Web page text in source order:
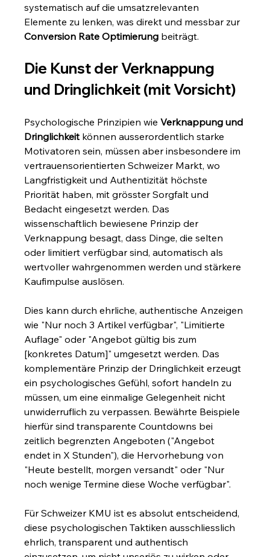
systematisch auf die umsatzrelevanten
Elemente zu lenken, was direkt und messbar zur
Conversion Rate Optimierung beiträgt.
Die Kunst der Verknappung
und Dringlichkeit (mit Vorsicht)
Psychologische Prinzipien wie Verknappung und
Dringlichkeit können ausserordentlich starke
Motivatoren sein, müssen aber insbesondere im
vertrauensorientierten Schweizer Markt, wo
Langfristigkeit und Authentizität höchste
Priorität haben, mit grösster Sorgfalt und
Bedacht eingesetzt werden. Das
wissenschaftlich bewiesene Prinzip der
Verknappung besagt, dass Dinge, die selten
oder limitiert verfügbar sind, automatisch als
wertvoller wahrgenommen werden und stärkere
Kaufimpulse auslösen.
Dies kann durch ehrliche, authentische Anzeigen
wie "Nur noch 3 Artikel verfügbar", "Limitierte
Auflage" oder "Angebot gültig bis zum
[konkretes Datum]" umgesetzt werden. Das
komplementäre Prinzip der Dringlichkeit erzeugt
ein psychologisches Gefühl, sofort handeln zu
müssen, um eine einmalige Gelegenheit nicht
unwiderruflich zu verpassen. Bewährte Beispiele
hierfür sind transparente Countdowns bei
zeitlich begrenzten Angeboten ("Angebot
endet in X Stunden"), die Hervorhebung von
"Heute bestellt, morgen versandt" oder "Nur
noch wenige Termine diese Woche verfügbar".
Für Schweizer KMU ist es absolut entscheidend,
diese psychologischen Taktiken ausschliesslich
ehrlich, transparent und authentisch